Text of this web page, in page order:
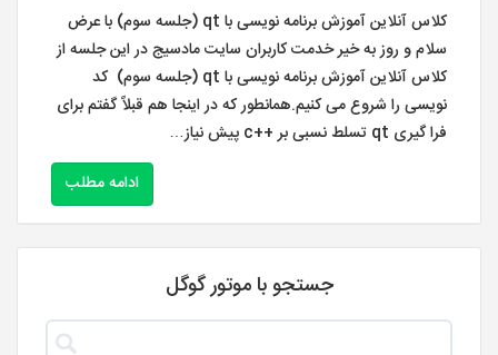
کلاس آنلاین آموزش برنامه نویسی با qt (جلسه سوم) با عرض
سلام و روز به خیر خدمت کاربران سایت مادسیج در این جلسه از
کلاس آنلاین آموزش برنامه نویسی با qt (جلسه سوم) کد
نویسی را شروع می کنیم.همانطور که در اینجا هم قبلاً گفتم برای
فرا گیری qt تسلط نسبی بر ++c پیش نیاز…
ادامه مطلب
جستجو با موتور گوگل